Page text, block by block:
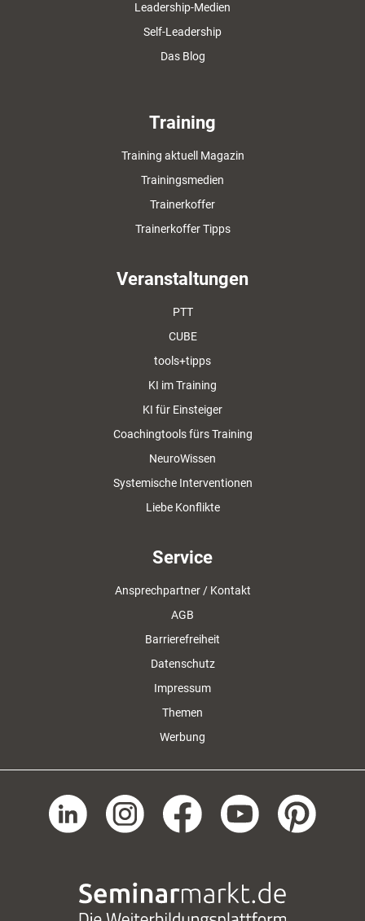
Leadership-Medien
Self-Leadership
Das Blog
Training
Training aktuell Magazin
Trainingsmedien
Trainerkoffer
Trainerkoffer Tipps
Veranstaltungen
PTT
CUBE
tools+tipps
KI im Training
KI für Einsteiger
Coachingtools fürs Training
NeuroWissen
Systemische Interventionen
Liebe Konflikte
Service
Ansprechpartner / Kontakt
AGB
Barrierefreiheit
Datenschutz
Impressum
Themen
Werbung